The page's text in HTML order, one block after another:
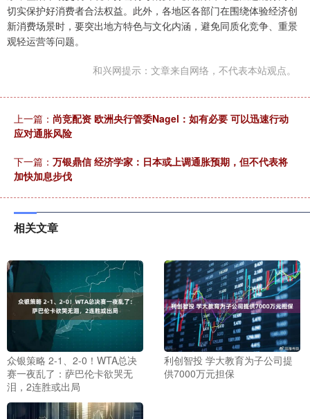
切实保护好消费者合法权益。此外，各地区各部门在围绕体验经济创
新消费场景时，要突出地方特色与文化内涵，避免同质化竞争、重景
观轻运营等问题。
和兴网提示：文章来自网络，不代表本站观点。
上一篇： 尚竞配资 欧洲央行管委Nagel：如有必要 可以迅速行动
应对通胀风险
下一篇： 万银鼎信 经济学家：日本或上调通胀预期，但不代表将
加快加息步伐
相关文章
众银策略 2-1、2-0！WTA总决
赛一夜乱了：萨巴伦卡欲哭无
泪，2连胜或出局
利创智投 学大教育为子公司提
供7000万元担保